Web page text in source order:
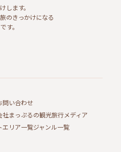
します。
のきっかけになる
す。
問い合わせ
社まっぷるの観光旅行メディア
エリア一覧ジャンル一覧